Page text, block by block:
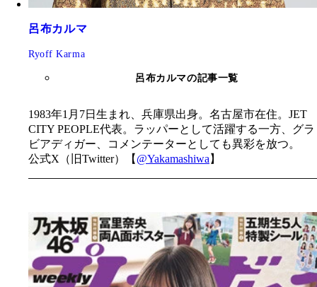
呂布カルマ
Ryoff Karma
呂布カルマの記事一覧
1983年1月7日生まれ、兵庫県出身。名古屋市在住。JET
CITY PEOPLE代表。ラッパーとして活躍する一方、グラ
ビアディガー、コメンテーターとしても異彩を放つ。
公式X（旧Twitter）【 @Yakamashiwa 】